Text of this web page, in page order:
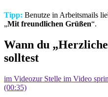
Tipp: Benutze in Arbeitsmails
„Mit freundlichen Grüßen“.
Wann du
solltest
im Videozur Stelle im Video
(00:35)